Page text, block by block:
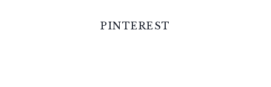
PINTEREST